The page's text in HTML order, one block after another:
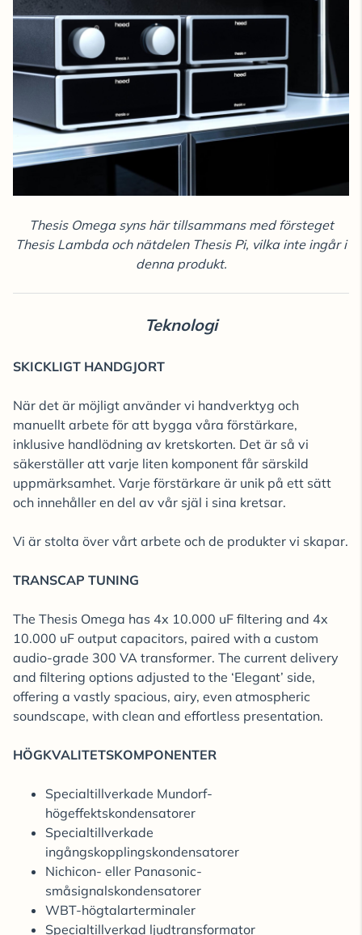
Thesis Omega syns här tillsammans med försteget
Thesis Lambda och nätdelen Thesis Pi, vilka inte ingår i
denna produkt.
Teknologi
SKICKLIGT HANDGJORT
När det är möjligt använder vi handverktyg och
manuellt arbete för att bygga våra förstärkare,
inklusive handlödning av kretskorten. Det är så vi
säkerställer att varje liten komponent får särskild
uppmärksamhet. Varje förstärkare är unik på ett sätt
och innehåller en del av vår själ i sina kretsar.
Vi är stolta över vårt arbete och de produkter vi skapar.
TRANSCAP TUNING
The Thesis Omega has 4x 10.000 uF filtering and 4x
10.000 uF output capacitors, paired with a custom
audio-grade 300 VA transformer. The current delivery
and filtering options adjusted to the ‘Elegant’ side,
offering a vastly spacious, airy, even atmospheric
soundscape, with clean and effortless presentation.
HÖGKVALITETSKOMPONENTER
Specialtillverkade Mundorf-
högeffektskondensatorer
Specialtillverkade
ingångskopplingskondensatorer
Nichicon- eller Panasonic-
småsignalskondensatorer
WBT-högtalarterminaler
Specialtillverkad ljudtransformator